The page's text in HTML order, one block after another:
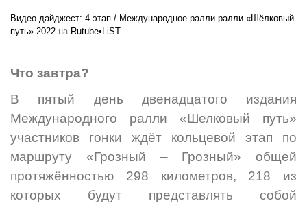
Видео-дайджест: 4 этап / Международное ралли ралли «Шёлковый
путь» 2022 на Rutube•LiST
Что завтра?
В пятый день двенадцатого издания
Международного ралли «Шелковый путь»
участников гонки ждёт кольцевой этап по
маршруту «Грозный – Грозный» общей
протяжённостью 298 километров, 218 из
которых будут представлять собой